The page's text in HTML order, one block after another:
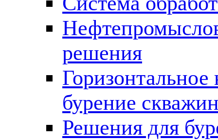
решения
Горизонтальное
бурение
Решения для